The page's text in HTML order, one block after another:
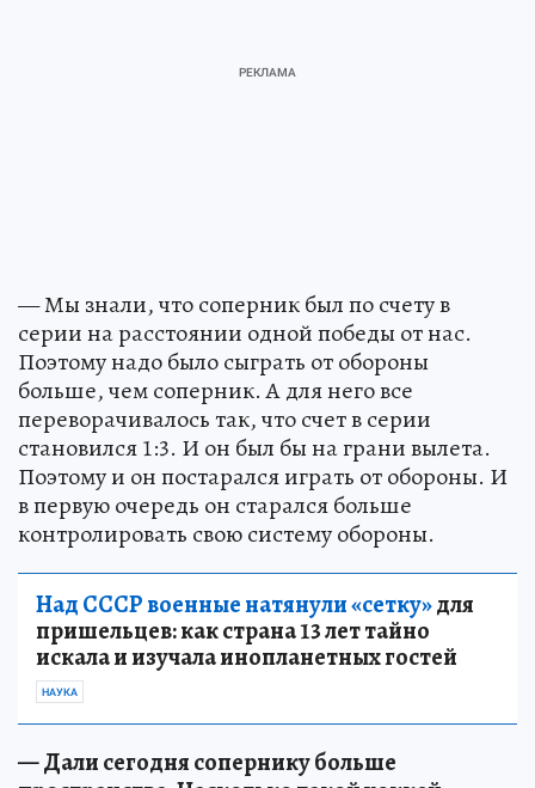
— Мы знали, что соперник был по счету в
серии на расстоянии одной победы от нас.
Поэтому надо было сыграть от обороны
больше, чем соперник. А для него все
переворачивалось так, что счет в серии
становился 1:3. И он был бы на грани вылета.
Поэтому и он постарался играть от обороны. И
в первую очередь он старался больше
контролировать свою систему обороны.
Над СССР военные натянули «сетку»для
пришельцев: как страна 13 лет тайно
искала и изучала инопланетных гостей
НАУКА
— Дали сегодня сопернику больше